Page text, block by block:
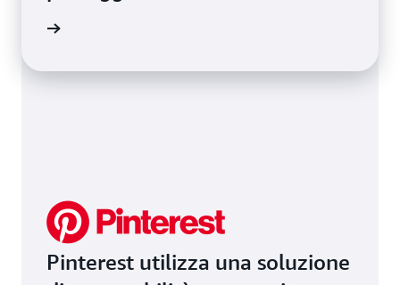
Pinterest utilizza una soluzione